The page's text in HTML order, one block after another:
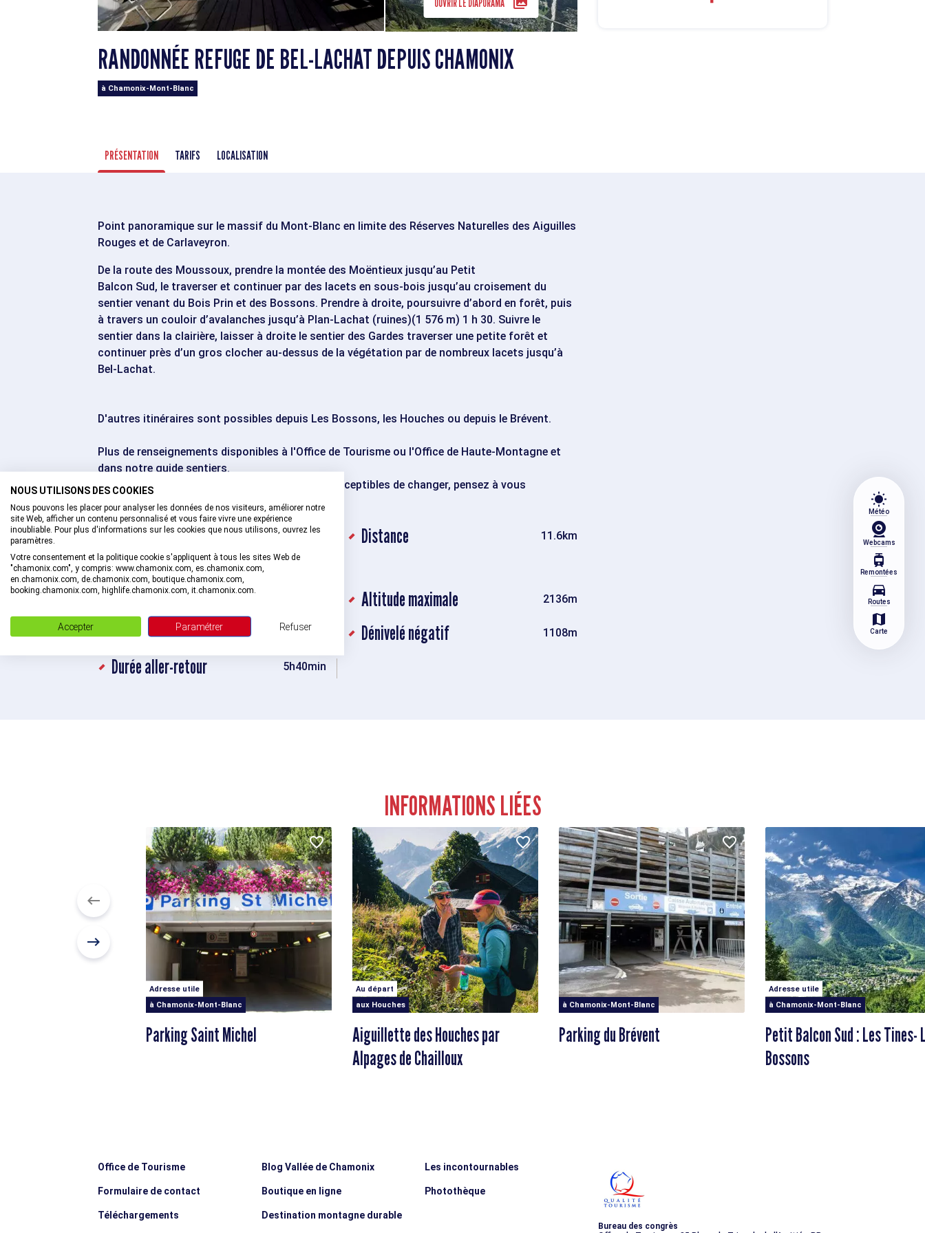
wb_sunny
Météo
Webcams
tram
Remontées
directions_car
Routes
map
Carte
OUVRIR LE DIAPORAMA
RANDONNÉE REFUGE DE BEL-LACHAT DEPUIS CHAMONIX
à Chamonix-Mont-Blanc
PRÉSENTATION TARIFS LOCALISATION
Point panoramique sur le massif du Mont-Blanc en limite des Réserves Naturelles des Aiguilles
Rouges et de Carlaveyron.
De la route des Moussoux, prendre la montée des Moëntieux jusqu’au Petit
Balcon Sud, le traverser et continuer par des lacets en sous-bois jusqu’au croisement du
sentier venant du Bois Prin et des Bossons. Prendre à droite, poursuivre d’abord en forêt, puis
à travers un couloir d’avalanches jusqu’à Plan-Lachat (ruines)(1 576 m) 1 h 30. Suivre le
sentier dans la clairière, laisser à droite Ie sentier des Gardes traverser une petite forêt et
continuer près d’un gros clocher au-dessus de la végétation par de nombreux lacets jusqu’à
Bel-Lachat.
D'autres itinéraires sont possibles depuis Les Bossons, les Houches ou depuis le Brévent.
Plus de renseignements disponibles à l'Office de Tourisme ou l'Office de Haute-Montagne et
dans notre guide sentiers.
Attention : Les conditions des sentiers sont susceptibles de changer, pensez à vous
renseigner avant de partir.
Niveau de difficulté
Difficile (avec
dénivelé
Distance 11.6km
Altitude de départ Altitude maximale 2136m
Dénivelé positif 1108m Dénivelé négatif 1108m
Durée aller-retour 5h40min
INFORMATIONS LIÉES
Adresse utile
à Chamonix-Mont-Blanc
Parking Saint Michel
Au départ
aux Houches
Aiguillette des Houches par
Alpages de Chailloux
à Chamonix-Mont-Blanc
Parking du Brévent
Adresse utile
à Chamonix-Mont-Blanc
Petit Balcon Sud : Les Tines-
Bossons
Office de Tourisme
Formulaire de contact
Téléchargements
Blog Vallée de Chamonix
Boutique en ligne
Destination montagne durable
Les incontournables
Photothèque
Bureau des congrès
NOUS UTILISONS DES COOKIES
Nous pouvons les placer pour analyser les données de nos visiteurs, améliorer notre
site Web, afficher un contenu personnalisé et vous faire vivre une expérience
inoubliable. Pour plus d'informations sur les cookies que nous utilisons, ouvrez les
paramètres.
Votre consentement et la politique cookie s'appliquent à tous les sites Web de
"chamonix.com", y compris: www.chamonix.com, es.chamonix.com,
en.chamonix.com, de.chamonix.com, boutique.chamonix.com,
booking.chamonix.com, highlife.chamonix.com, it.chamonix.com.
Accepter Paramétrer Refuser